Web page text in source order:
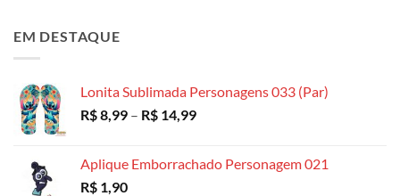
EM DESTAQUE
Lonita Sublimada Personagens 033 (Par)
R$8,99 – R$ 14,99Faixa
R$ 8,99
Aplique Emborrachado Personagem 021
R$ 1,90